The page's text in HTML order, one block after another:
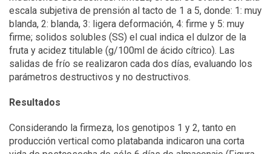
escala subjetiva de prensión al tacto de 1 a 5, donde: 1: muy
blanda, 2: blanda, 3: ligera deformación, 4: firme y 5: muy
firme; solidos solubles (SS) el cual indica el dulzor de la
fruta y acidez titulable (g/100ml de ácido cítrico). Las
salidas de frío se realizaron cada dos días, evaluando los
parámetros destructivos y no destructivos.
Resultados
Considerando la firmeza, los genotipos 1 y 2, tanto en
producción vertical como platabanda indicaron una corta